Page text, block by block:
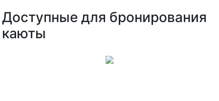
Доступные для бронирования
каюты